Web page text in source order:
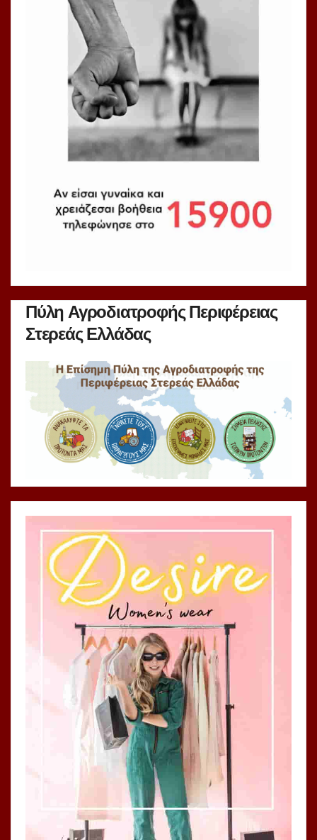
Πύλη Αγροδιατροφής Περιφέρειας
Στερεάς Ελλάδας